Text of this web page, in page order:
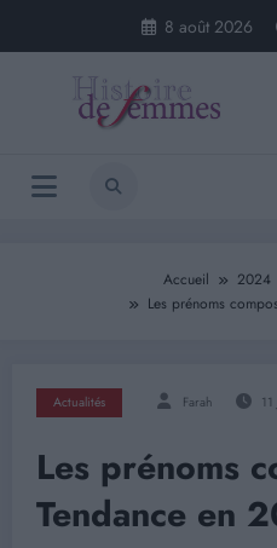
contenu
8 août 2026
Accueil 2024
Les prénoms
Actualités Farah
Les prénoms
Tendance en